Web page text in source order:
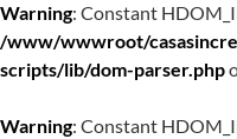
Warning: Constant
/www/wwwroot/
scripts/lib/dom-parser.php
Warning: Constant